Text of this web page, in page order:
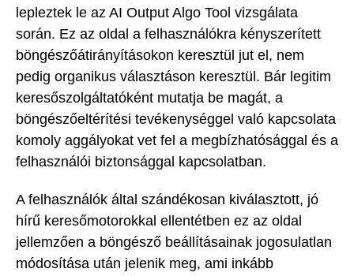
lepleztek le az AI Output Algo Tool vizsgálata
során. Ez az oldal a felhasználókra kényszerített
böngészőátirányításokon keresztül jut el, nem
pedig organikus választáson keresztül. Bár legitim
keresőszolgáltatóként mutatja be magát, a
böngészőeltérítési tevékenységgel való kapcsolata
komoly aggályokat vet fel a megbízhatósággal és a
felhasználói biztonsággal kapcsolatban.
A felhasználók által szándékosan kiválasztott, jó
hírű keresőmotorokkal ellentétben ez az oldal
jellemzően a böngésző beállításainak jogosulatlan
módosítása után jelenik meg, ami inkább